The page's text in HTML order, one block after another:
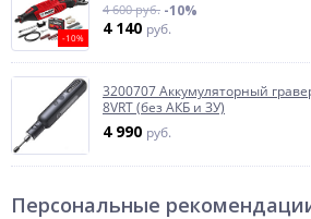
-10%
4 600 руб. -10%
4 140 руб.
3200707 Аккумуляторный
8VRT (без АКБ и ЗУ)
4 990 руб.
Персональные